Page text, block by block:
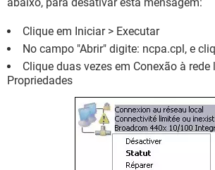
Clique em Iniciar > Executar
No campo "Abrir" digite: ncpa.cpl, e
Clique duas vezes em Conexão à rede
Propriedades